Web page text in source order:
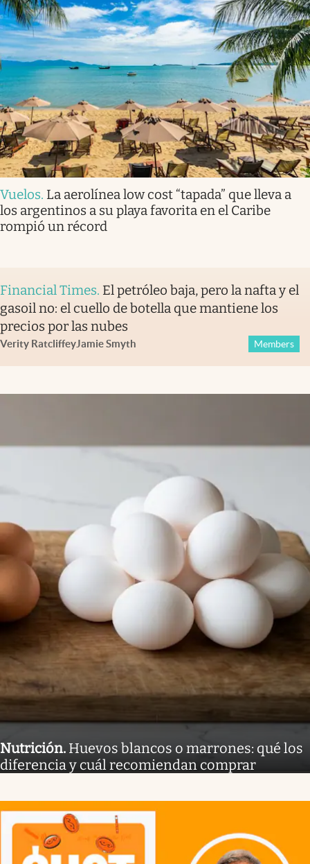
Vuelos. La aerolínea low cost “tapada” que lleva a
los argentinos a su playa favorita en el Caribe
rompió un récord
Financial Times. El petróleo baja, pero la nafta y el
gasoil no: el cuello de botella que mantiene los
precios por las nubes
Verity RatcliffeyJamie Smyth Members
Nutrición. Huevos blancos o marrones: qué los
diferencia y cuál recomiendan comprar